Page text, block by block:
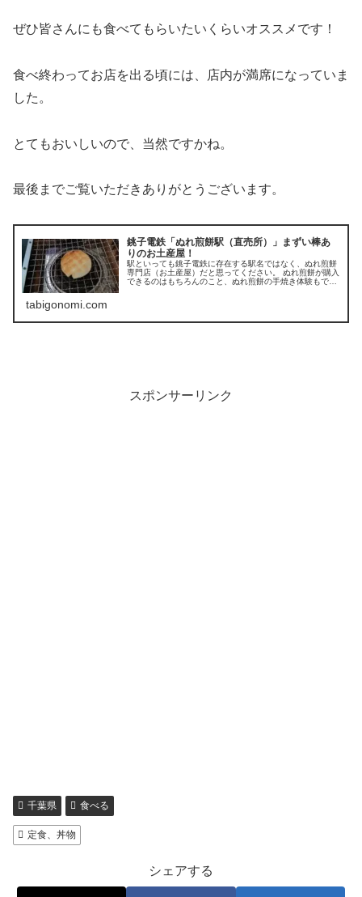
ぜひ皆さんにも食べてもらいたいくらいオススメです！
食べ終わってお店を出る頃には、店内が満席になっていま
した。
とてもおいしいので、当然ですかね。
最後までご覧いただきありがとうございます。
銚子電鉄「ぬれ煎餅駅（直売所）」まずい棒あ
りのお土産屋！
駅といっても銚子電鉄に存在する駅名ではなく、ぬれ煎餅
専門店（お土産屋）だと思ってください。 ぬれ煎餅が購入
できるのはもちろんのこと、ぬれ煎餅の手焼き体験もでき
tabigonomi.com
スポンサーリンク
千葉県 食べる
定食、丼物
シェアする